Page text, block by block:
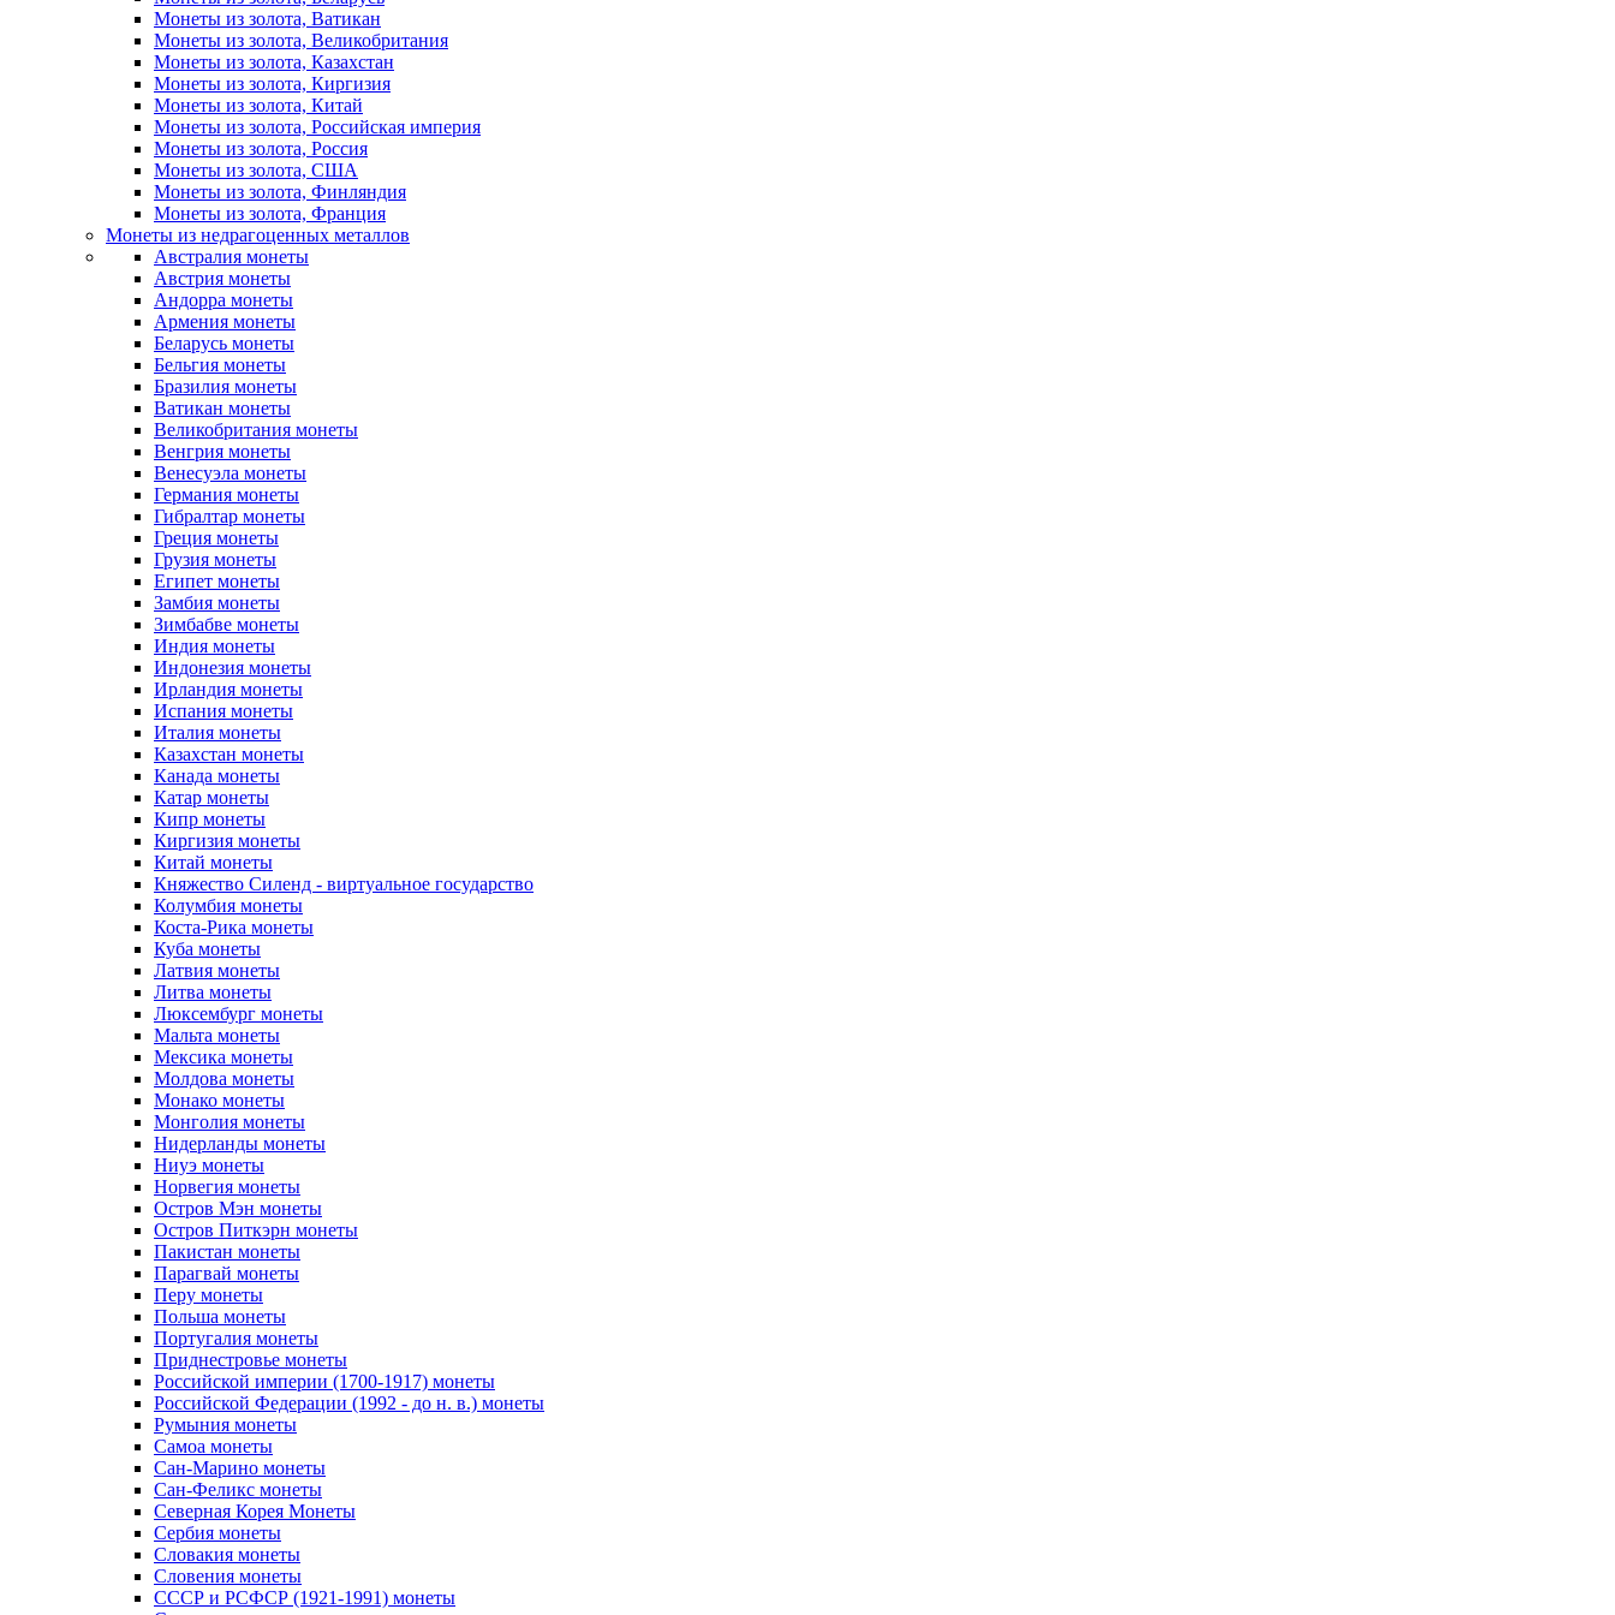
Монеты из золота, Ватикан
Монеты из золота, Великобритания
Монеты из золота, Казахстан
Монеты из золота, Киргизия
Монеты из золота, Китай
Монеты из золота, Российская империя
Монеты из золота, Россия
Монеты из золота, США
Монеты из золота, Финляндия
Монеты из золота, Франция
Монеты из недрагоценных металлов
Австралия монеты
Австрия монеты
Андорра монеты
Армения монеты
Беларусь монеты
Бельгия монеты
Бразилия монеты
Ватикан монеты
Великобритания монеты
Венгрия монеты
Венесуэла монеты
Германия монеты
Гибралтар монеты
Греция монеты
Грузия монеты
Египет монеты
Замбия монеты
Зимбабве монеты
Индия монеты
Индонезия монеты
Ирландия монеты
Испания монеты
Италия монеты
Казахстан монеты
Канада монеты
Катар монеты
Кипр монеты
Киргизия монеты
Китай монеты
Княжество Силенд - виртуальное государство
Колумбия монеты
Коста-Рика монеты
Куба монеты
Латвия монеты
Литва монеты
Люксембург монеты
Мальта монеты
Мексика монеты
Молдова монеты
Монако монеты
Монголия монеты
Нидерланды монеты
Ниуэ монеты
Норвегия монеты
Остров Мэн монеты
Остров Питкэрн монеты
Пакистан монеты
Парагвай монеты
Перу монеты
Польша монеты
Португалия монеты
Приднестровье монеты
Российской империи (1700-1917) монеты
Российской Федерации (1992 - до н. в.) монеты
Румыния монеты
Самоа монеты
Сан-Марино монеты
Сан-Феликс монеты
Северная Корея Монеты
Сербия монеты
Словакия монеты
Словения монеты
СССР и РСФСР (1921-1991) монеты